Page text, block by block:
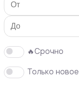
🔥Срочно
Только новое